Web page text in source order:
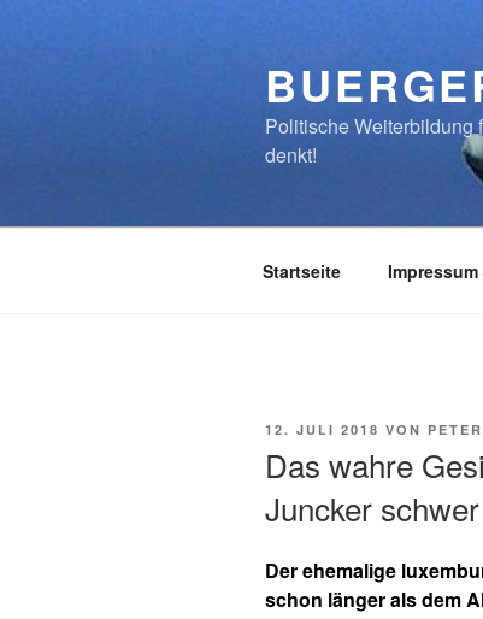
Politische Weiterbildung
denkt!
Startseite
VERÖFFENTLICHT
12. JULI 2018 VON
Das wahre
Juncker
Der ehemalige
schon länger als dem